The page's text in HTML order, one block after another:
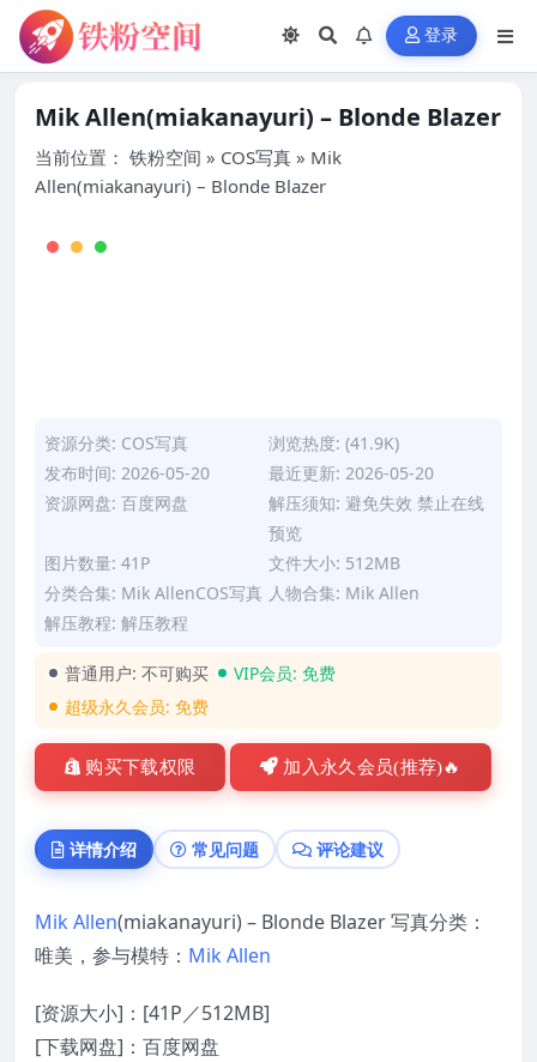
登录
Mik Allen(miakanayuri) – Blonde Blazer
当前位置： 铁粉空间 » COS写真 » Mik
Allen(miakanayuri) – Blonde Blazer
资源分类: COS写真
浏览热度: (41.9K)
发布时间: 2026-05-20
最近更新: 2026-05-20
资源网盘: 百度网盘
解压须知: 避免失效 禁止在线
预览
图片数量: 41P
文件大小: 512MB
分类合集: Mik AllenCOS写真 人物合集: Mik Allen
解压教程: 解压教程
普通用户: 不可购买 VIP会员: 免费
超级永久会员: 免费
购买下载权限 加入永久会员(推荐)🔥
详情介绍 常见问题 评论建议
Mik Allen(miakanayuri) – Blonde Blazer 写真分类：
唯美，参与模特： Mik Allen
[资源大小]：[41P／512MB]
[下载网盘]：百度网盘